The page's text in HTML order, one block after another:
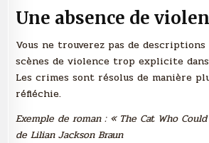
Une absence de
Vous ne trouverez pas de
scènes de violence trop explicite
Les crimes sont résolus de manière
réfléchie.
Exemple de roman : « The Cat Who
de Lilian Jackson Braun